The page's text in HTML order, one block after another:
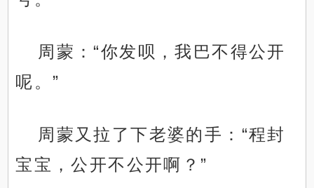
周蒙：“你发呗，我巴不得公开
呢。”
周蒙又拉了下老婆的手：“程封
宝宝，公开不公开啊？”